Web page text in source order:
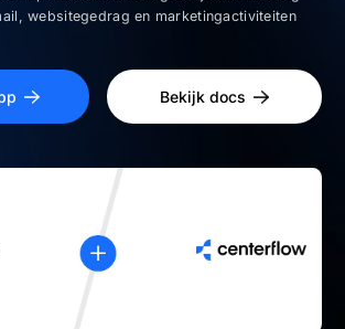
websitegedrag en marketingactiviteiten
Bekijk docs